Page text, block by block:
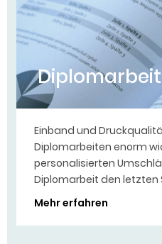
Einband und
Diplomarbeiten enorm
personalisierten
Diplomarbeit den letzten
Mehr erfahren